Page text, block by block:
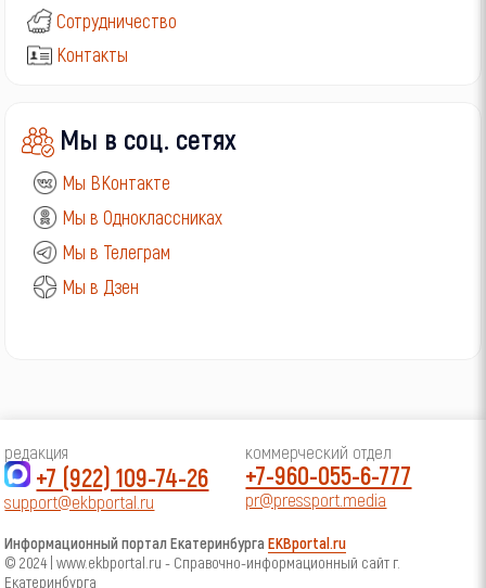
Сотрудничество
Контакты
Мы в соц. сетях
Мы ВКонтакте
Мы в Одноклассниках
Мы в Телеграм
Мы в Дзен
редакция
+7 (922) 109-74-26
support@ekbportal.ru
коммерческий отдел
+7-960-055-6-777
pr@pressport.media
Информационный портал ЕкатеринбургаEKBportal.ru
© 2024 | www.ekbportal.ru - Справочно-информационный сайт г.
Екатеринбурга